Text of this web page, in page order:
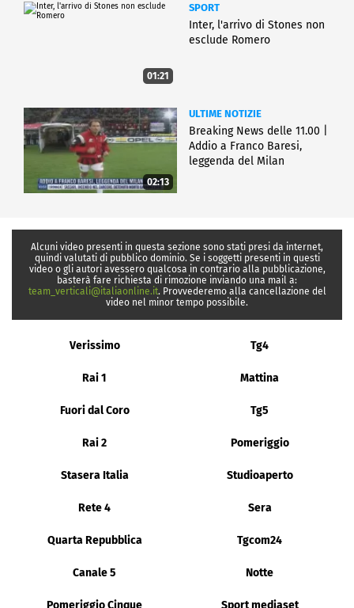
01:21
SPORT
Inter, l'arrivo di Stones non
esclude Romero
02:13
ULTIME NOTIZIE
Breaking News delle 11.00 |
Addio a Franco Baresi,
leggenda del Milan
Alcuni video presenti in questa sezione sono stati presi da internet,
quindi valutati di pubblico dominio. Se i soggetti presenti in questi
video o gli autori avessero qualcosa in contrario alla pubblicazione,
basterà fare richiesta di rimozione inviando una mail a:
team_verticali@italiaonline.it. Provvederemo alla cancellazione del
video nel minor tempo possibile.
Verissimo Tg4
Rai 1 Mattina
Fuori dal Coro Tg5
Rai 2 Pomeriggio
Stasera Italia Studioaperto
Rete 4 Sera
Quarta Repubblica Tgcom24
Canale 5 Notte
Pomeriggio Cinque Sport mediaset